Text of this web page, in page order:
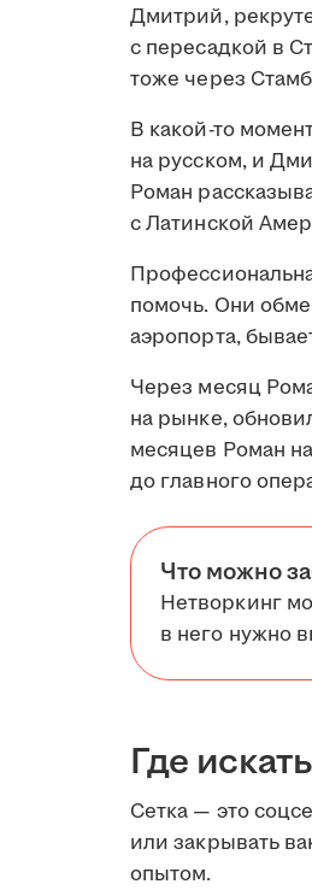
Дмитрий,
с пересадкой в
тоже через
В какой-то
на русском, и
Роман
с Латинской
помочь. Они
аэропорта,
Через месяц
на рынке,
месяцев Роман
до главного
Что можно
Нетворкинг
в него нужно
Где
Сетка — это
или закрывать
опытом.